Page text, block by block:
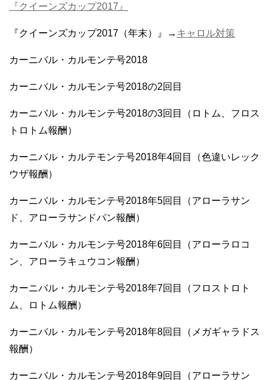
『クイーンズカップ2017』
『クイーンズカップ2017（年末）』→ キャロル対策
カーニバル・カルモンテ号2018
カーニバル・カルモンテ号2018の2回目
カーニバル・カルモンテ号2018の3回目（ロトム、フロス
トロトム報酬）
カーニバル・カルテモンテ号2018年4回目（色違いレック
ウザ報酬）
カーニバル・カルモンテ号2018年5回目（アローラサン
ド、アローラサンドパン報酬）
カーニバル・カルモンテ号2018年6回目（アローラロコ
ン、アローラキュウコン報酬）
カーニバル・カルモンテ号2018年7回目（フロストロト
ム、ロトム報酬）
カーニバル・カルモンテ号2018年8回目（メガギャラドス
報酬）
カーニバル・カルモンテ号2018年9回目（アローラサン